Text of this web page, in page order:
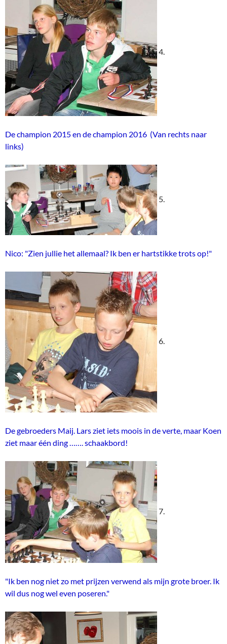
4.
De champion 2015 en de champion 2016 (Van rechts naar
links)
5.
Nico: "Zien jullie het allemaal? Ik ben er hartstikke trots op!"
6.
De gebroeders Maij. Lars ziet iets moois in de verte, maar Koen
ziet maar één ding ……. schaakbord!
7.
"Ik ben nog niet zo met prijzen verwend als mijn grote broer. Ik
wil dus nog wel even poseren."